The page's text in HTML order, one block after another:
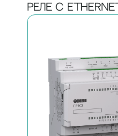
реле с Ethernet